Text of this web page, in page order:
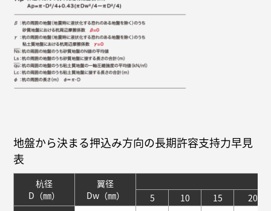
地盤から決まる押込み方向の長期許容支持力早見
表
杭径
D（㎜）
翼径
Dw（㎜）
5
10 15
20